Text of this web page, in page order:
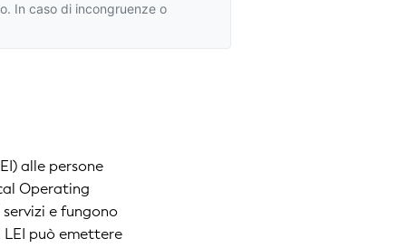
In caso di incongruenze o
alle persone
Operating
e fungono
può emettere